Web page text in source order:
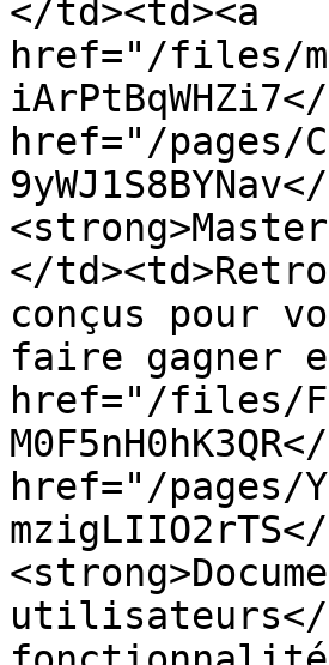
</td><td><a
href="/files/
href="/pages/
</
conçus pour
faire gagner
href="/files/
href="/pages/
utilisateurs</